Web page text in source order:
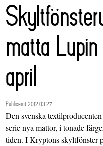
matta
april
Publicerat 2012.03.27
Den svenska
serie nya mattor, i tonade
tiden. I Kryptons skyltfönster